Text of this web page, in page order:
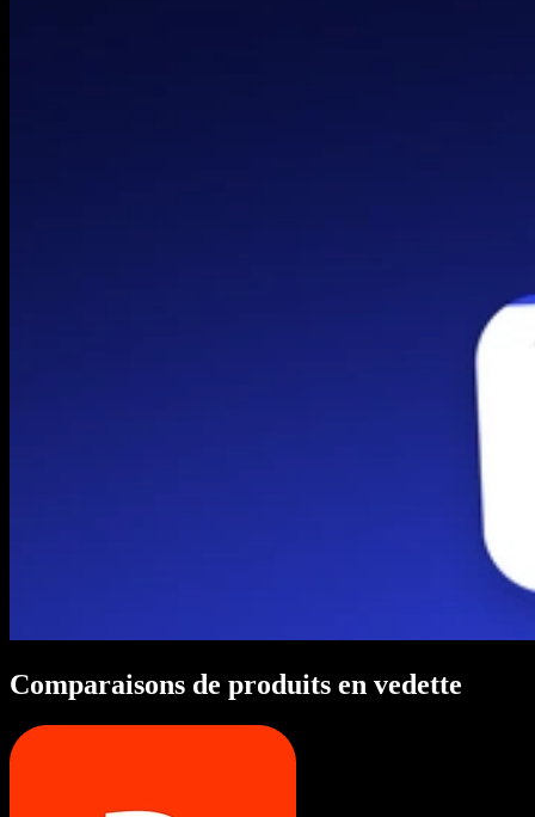
Comparaisons de produits en vedette